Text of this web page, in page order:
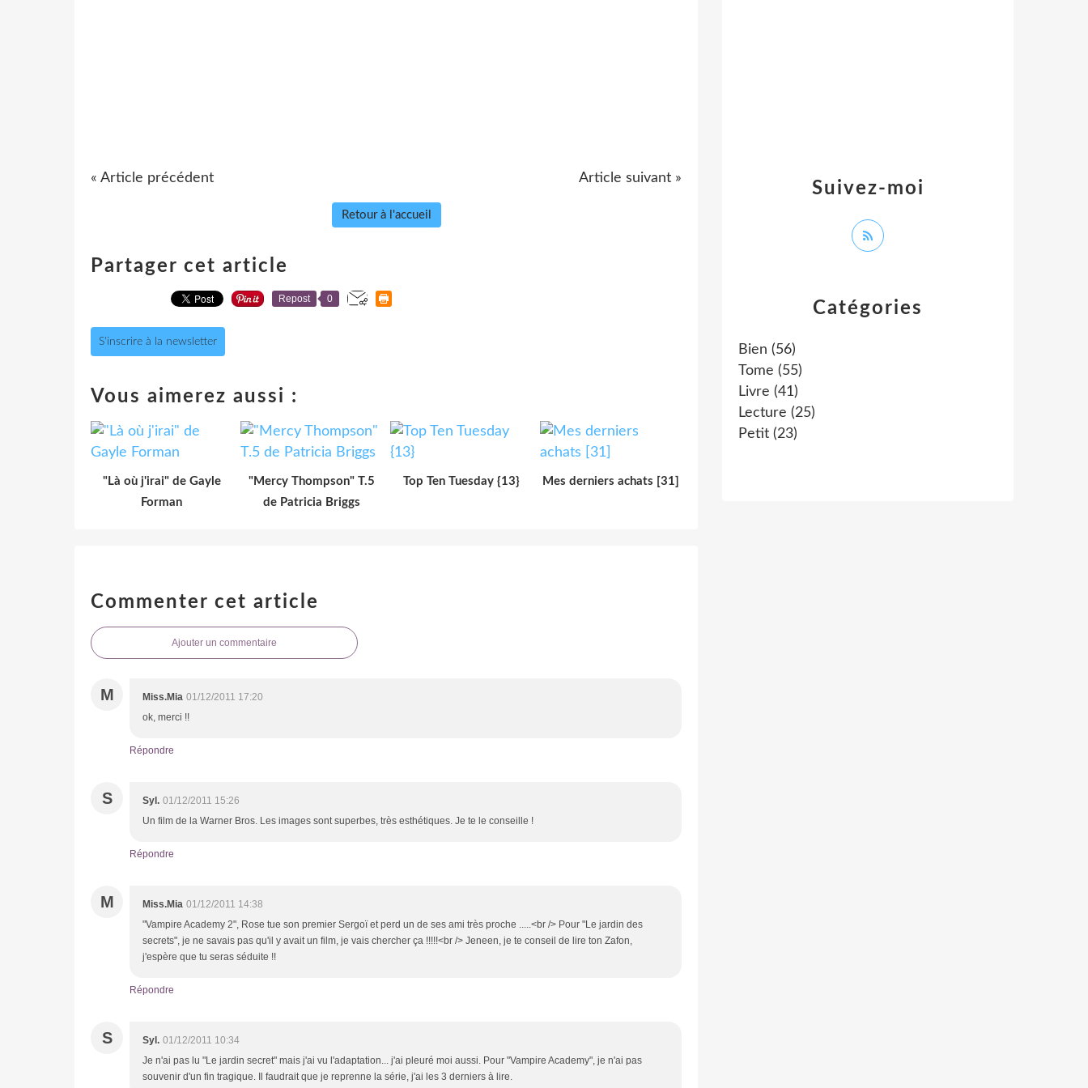
« Article précédent Article suivant »
Retour à l'accueil
Partager cet article
Repost 0
S'inscrire à la newsletter
Vous aimerez aussi :
"Là où j'irai" de Gayle
Forman
"Mercy Thompson" T.5
de Patricia Briggs
Top Ten Tuesday {13} Mes derniers achats [31]
Commenter cet article
Ajouter un commentaire
M Miss.Mia 01/12/2011 17:20
ok, merci !!
Répondre
S Syl. 01/12/2011 15:26
Un film de la Warner Bros. Les images sont superbes, très esthétiques. Je te le conseille !
Répondre
M Miss.Mia 01/12/2011 14:38
"Vampire Academy 2", Rose tue son premier Sergoï et perd un de ses ami très proche .....<br /> Pour "Le jardin des
secrets", je ne savais pas qu'il y avait un film, je vais chercher ça !!!!!<br /> Jeneen, je te conseil de lire ton Zafon,
j'espère que tu seras séduite !!
Répondre
S Syl. 01/12/2011 10:34
Je n'ai pas lu "Le jardin secret" mais j'ai vu l'adaptation... j'ai pleuré moi aussi. Pour "Vampire Academy", je n'ai pas
souvenir d'un fin tragique. Il faudrait que je reprenne la série, j'ai les 3 derniers à lire.
Catégories
Bien (56)
Tome (55)
Livre (41)
Lecture (25)
Petit (23)
Suivez-moi